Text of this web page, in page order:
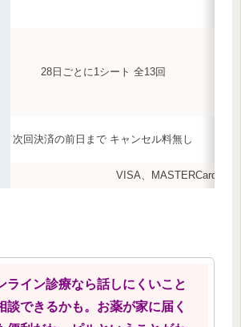
28日ごとに1シート 全13回
次回決済の前日まで キャンセル料無し
VISA、MASTERCard、
ライン診療なら話しにくいこと
談できるかも。お薬が家に届く